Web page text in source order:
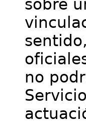
sobre
no